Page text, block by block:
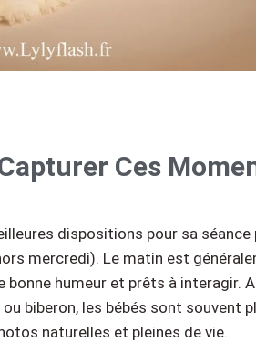
Ces
dispositions pour sa séance
mercredi). Le matin est
humeur et prêts à interagir.
biberon, les bébés sont souvent
naturelles et pleines de vie.